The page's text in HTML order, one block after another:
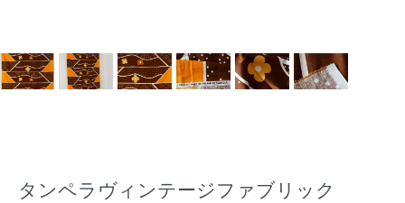
タンペラヴィンテージファブリック